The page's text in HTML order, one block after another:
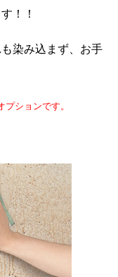
！！
染み込まず、お手
ションです。